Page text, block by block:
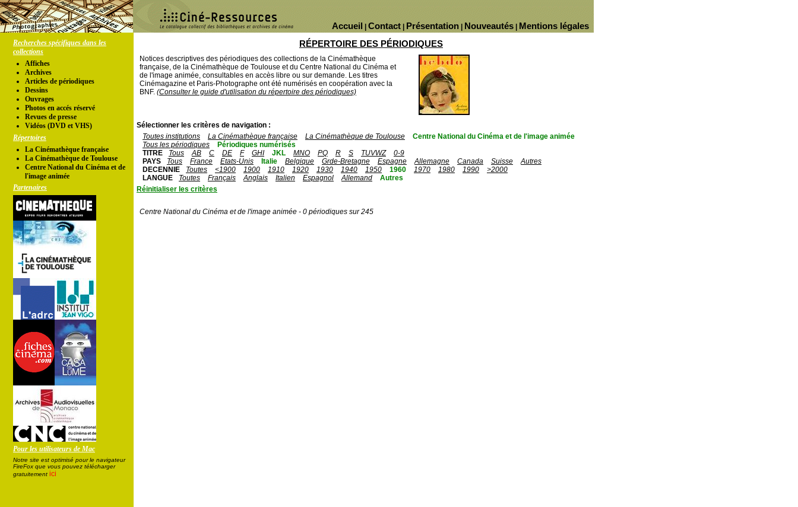
Mentions légales
Nouveautés
Présentation
Contact
Accueil
Recherches spécifiques dans les
collections
Affiches
Archives
Articles de périodiques
Dessins
Ouvrages
Photos en accés réservé
Revues de presse
Vidéos (DVD et VHS)
Répertoires
La Cinémathèque française
La Cinémathèque de Toulouse
Centre National du Cinéma et de
l'image animée
Partenaires
Pour les utilisateurs de Mac
Notre site est optimisé pour le navigateur
FireFox que vous pouvez télécharger
gratuitement ici
RÉPERTOIRE DES PÉRIODIQUES
Notices descriptives des périodiques des collections de la Cinémathèque
française, de la Cinémathèque de Toulouse et du Centre National du Cinéma et
de l'image animée, consultables en accès libre ou sur demande. Les titres
Cinémagazine et Paris-Photographe ont été numérisés en coopération avec la
BNF. (Consulter le guide d'utilisation du répertoire des périodiques)
Sélectionner les critères de navigation :
Toutes institutions
La Cinémathèque française La Cinémathèque de Toulouse
Centre National du Cinéma et de l'image animée
Tous les périodiques
Périodiques numérisés
TITRE
Tous AB C DE F GHI JKL MNO PQ R S TUVWZ
0-9
PAYS
Tous France Etats-Unis Italie Belgique Grde-Bretagne Espagne Allemagne Canada Suisse
Autres
DECENNIE
Toutes <1900 1900 1910 1920 1930 1940 1950 1960 1970 1980 1990
>2000
LANGUE
Toutes Français Anglais Italien Espagnol Allemand
Autres
Réinitialiser les critères
Centre National du Cinéma et de l'image animée - 0 périodiques sur 245